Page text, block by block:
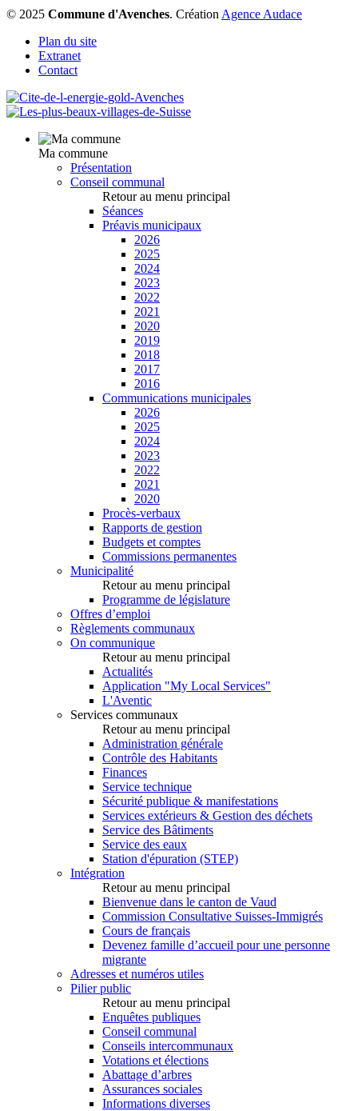
© 2025 Commune d'Avenches. Création Agence Audace
Plan du site
Extranet
Contact
Ma commune
Présentation
Conseil communal
Retour au menu principal
Séances
Préavis municipaux
2026
2025
2024
2023
2022
2021
2020
2019
2018
2017
2016
Communications municipales
2026
2025
2024
2023
2022
2021
2020
Procès-verbaux
Rapports de gestion
Budgets et comptes
Commissions permanentes
Municipalité
Retour au menu principal
Programme de législature
Offres d’emploi
Règlements communaux
On communique
Retour au menu principal
Actualités
Application "My Local Services"
L'Aventic
Services communaux
Retour au menu principal
Administration générale
Contrôle des Habitants
Finances
Service technique
Sécurité publique & manifestations
Services extérieurs & Gestion des déchets
Service des Bâtiments
Service des eaux
Station d'épuration (STEP)
Intégration
Retour au menu principal
Bienvenue dans le canton de Vaud
Commission Consultative Suisses-Immigrés
Cours de français
Devenez famille d’accueil pour une personne
migrante
Adresses et numéros utiles
Pilier public
Retour au menu principal
Enquêtes publiques
Conseil communal
Conseils intercommunaux
Votations et élections
Abattage d’arbres
Assurances sociales
Informations diverses